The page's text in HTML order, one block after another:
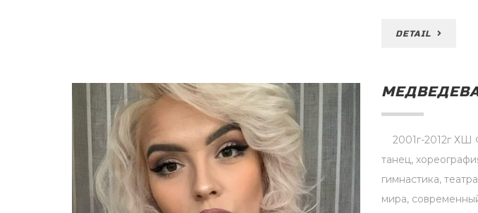
DETAIL
2001г-2012г ХШ
танец,
гимнастика,
мира,